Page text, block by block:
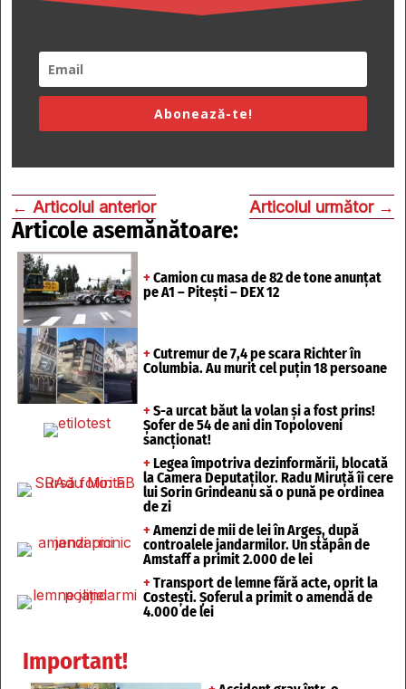
Abonează-te!
← Articolul anterior Articolul următor→
Articole asemănătoare:
+ Camion cu masa de 82 de tone anunțat
pe A1 – Pitești – DEX 12
+ Cutremur de 7,4 pe scara Richter în
Columbia. Au murit cel puțin 18 persoane
+ S-a urcat băut la volan și a fost prins!
Șofer de 54 de ani din Topoloveni
sancționat!
+ Legea împotriva dezinformării, blocată
la Camera Deputaților. Radu Miruță îi cere
lui Sorin Grindeanu să o pună pe ordinea
de zi
+ Amenzi de mii de lei în Argeș, după
controalele jandarmilor. Un stăpân de
Amstaff a primit 2.000 de lei
+ Transport de lemne fără acte, oprit la
Costești. Șoferul a primit o amendă de
4.000 de lei
Important!